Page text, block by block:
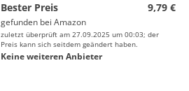
Bester Preis
9,79 €
gefunden bei Amazon
zuletzt überprüft am 27.09.2025 um 00:03; der
Preis kann sich seitdem geändert haben.
Keine weiteren Anbieter